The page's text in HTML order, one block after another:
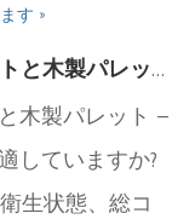
す »
スト、コンプライアンス、持続可能性の比較
木製パレット —
していますか?
生状態、総コ